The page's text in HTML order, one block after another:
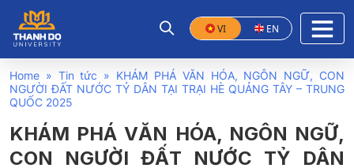
VI EN
Home » Tin tức » KHÁM PHÁ VĂN HÓA, NGÔN NGỮ, CON
NGƯỜI ĐẤT NƯỚC TỶ DÂN TẠI TRẠI HÈ QUẢNG TÂY – TRUNG
QUỐC 2025
KHÁM PHÁ VĂN HÓA, NGÔN NGỮ,
CON NGƯỜI ĐẤT NƯỚC TỶ DÂN